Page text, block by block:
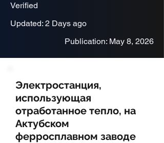
Verified
Updated: 2 Days ago
Publication: May 8, 2026
Электростанция,
использующая
отработанное тепло, на
Актубском
ферросплавном заводе